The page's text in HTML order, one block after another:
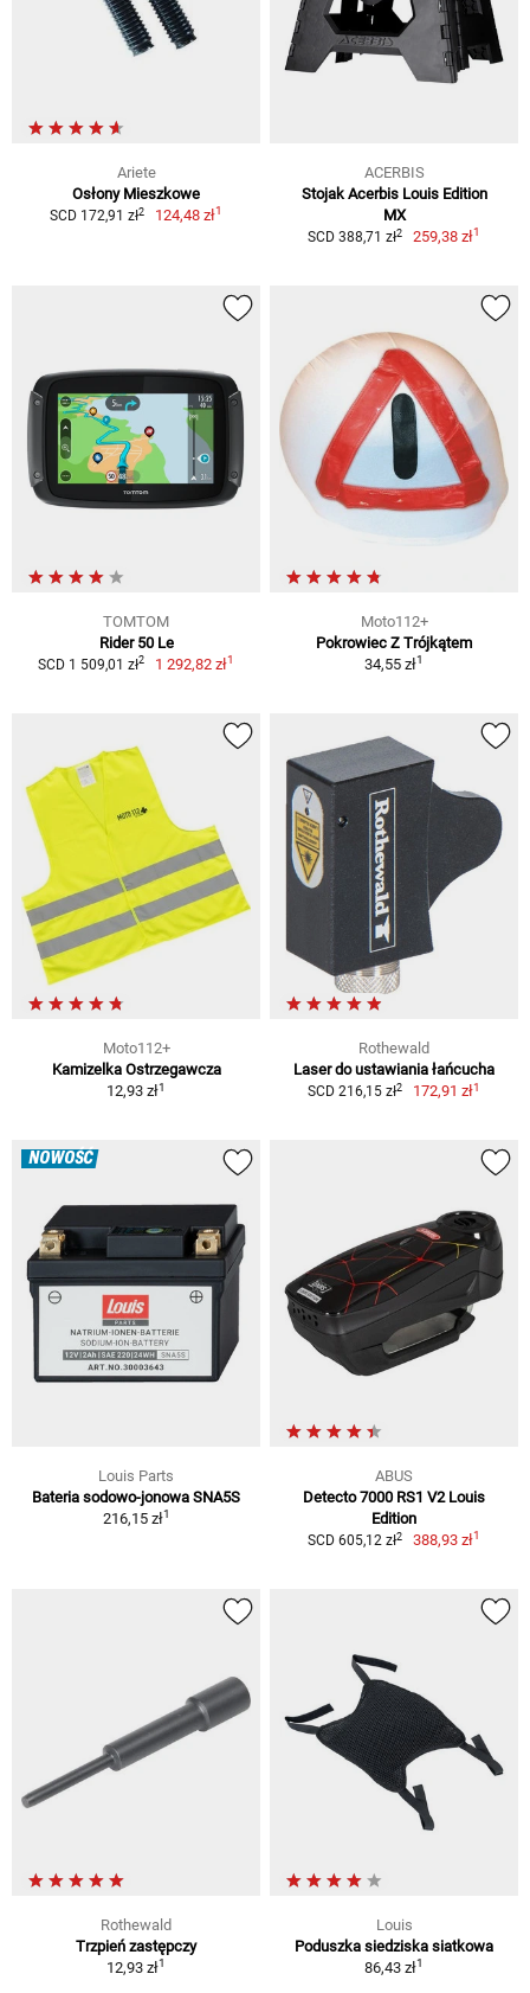
Ariete
Osłony Mieszkowe
SCD 172,91 zł2 124,48 zł1
ACERBIS
Stojak Acerbis Louis Edition
MX
SCD 388,71 zł2 259,38 zł1
TOMTOM
Rider 50 Le
SCD 1 509,01 zł2 1 292,82 zł1
Moto112+
Pokrowiec Z Trójkątem
34,55 zł1
Moto112+
Kamizelka Ostrzegawcza
12,93 zł1
Rothewald
Laser do ustawiania łańcucha
SCD 216,15 zł2 172,91 zł1
NOWOŚĆ
Louis Parts
Bateria sodowo-jonowa SNA5S
216,15 zł1
ABUS
Detecto 7000 RS1 V2 Louis
Edition
SCD 605,12 zł2 388,93 zł1
Rothewald
Trzpień zastępczy
12,93 zł1
Louis
Poduszka siedziska siatkowa
86,43 zł1